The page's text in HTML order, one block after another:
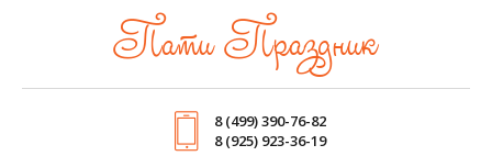
Пати Праздник
8 (499) 390-76-82
8 (925) 923-36-19